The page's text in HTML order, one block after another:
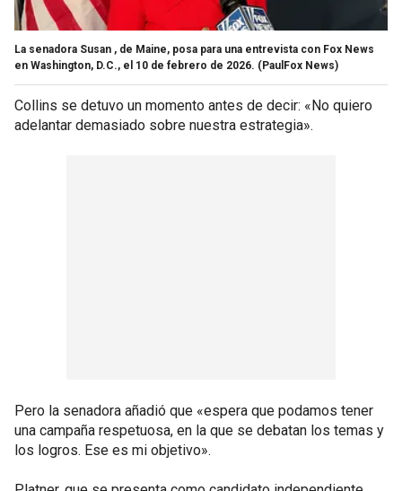
La senadora Susan , de Maine, posa para una entrevista con Fox News
en Washington, D.C., el 10 de febrero de 2026. (PaulFox News)
Collins se detuvo un momento antes de decir: «No quiero
adelantar demasiado sobre nuestra estrategia».
Pero la senadora añadió que «espera que podamos tener
una campaña respetuosa, en la que se debatan los temas y
los logros. Ese es mi objetivo».